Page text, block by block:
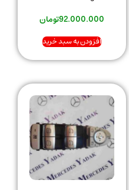
92.000.000تومان
افزودن به سبد خرید